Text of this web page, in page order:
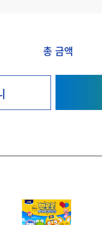
총 금액